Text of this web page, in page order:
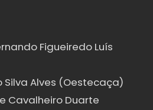
Figueiredo Luís
Silva Alves (Oestecaça)
Cavalheiro Duarte